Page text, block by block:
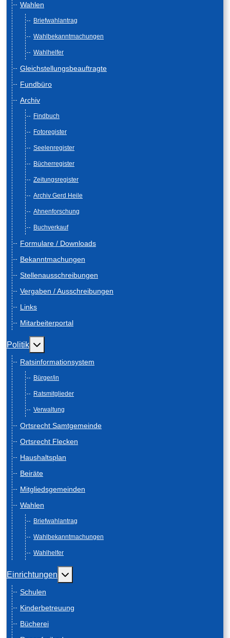
Wahlen
Briefwahlantrag
Wahlbekanntmachungen
Wahlhelfer
Gleichstellungsbeauftragte
Fundbüro
Archiv
Findbuch
Fotoregister
Seelenregister
Bücherregister
Zeitungsregister
Archiv Gerd Heile
Ahnenforschung
Buchverkauf
Formulare / Downloads
Bekanntmachungen
Stellenausschreibungen
Vergaben / Ausschreibungen
Links
Mitarbeiterportal
Politik Weitere Informationen: Politik
Ratsinformationsystem
Bürger/in
Ratsmitglieder
Verwaltung
Ortsrecht Samtgemeinde
Ortsrecht Flecken
Haushaltsplan
Beiräte
Mitgliedsgemeinden
Wahlen
Briefwahlantrag
Wahlbekanntmachungen
Wahlhelfer
Einrichtungen Weitere Informationen: Einrichtungen
Schulen
Kinderbetreuung
Bücherei